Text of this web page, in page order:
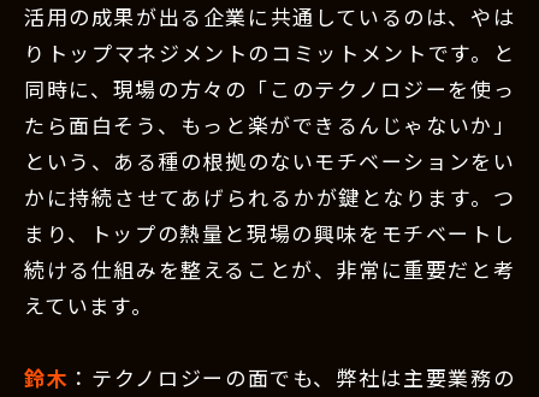
活用の成果が出る企業に共通しているのは、やは
りトップマネジメントのコミットメントです。と
同時に、現場の方々の「このテクノロジーを使っ
たら面白そう、もっと楽ができるんじゃないか」
という、ある種の根拠のないモチベーションをい
かに持続させてあげられるかが鍵となります。つ
まり、トップの熱量と現場の興味をモチベートし
続ける仕組みを整えることが、非常に重要だと考
えています。
鈴木 ：テクノロジーの面でも、弊社は主要業務の